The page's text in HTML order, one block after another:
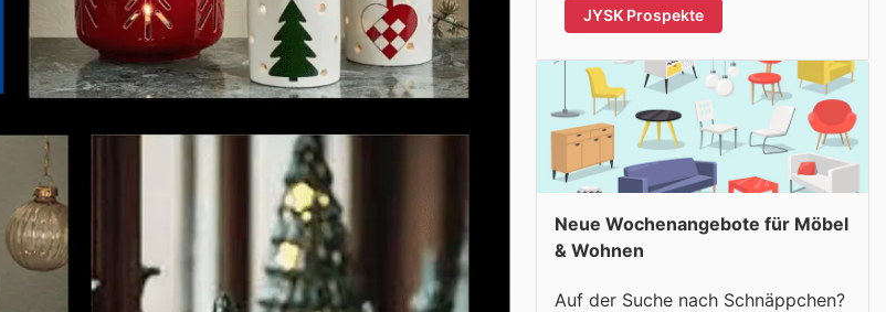
JYSK Prospekte
Neue Wochenangebote für Möbel
& Wohnen
Auf der Suche nach Schnäppchen?